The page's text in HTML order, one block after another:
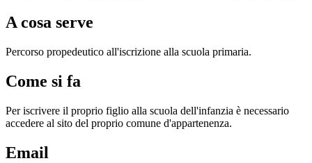
A cosa serve
Percorso propedeutico all'iscrizione alla scuola primaria.
Come si fa
Per iscrivere il proprio figlio alla scuola dell'infanzia è necessario
accedere al sito del proprio comune d'appartenenza.
Email